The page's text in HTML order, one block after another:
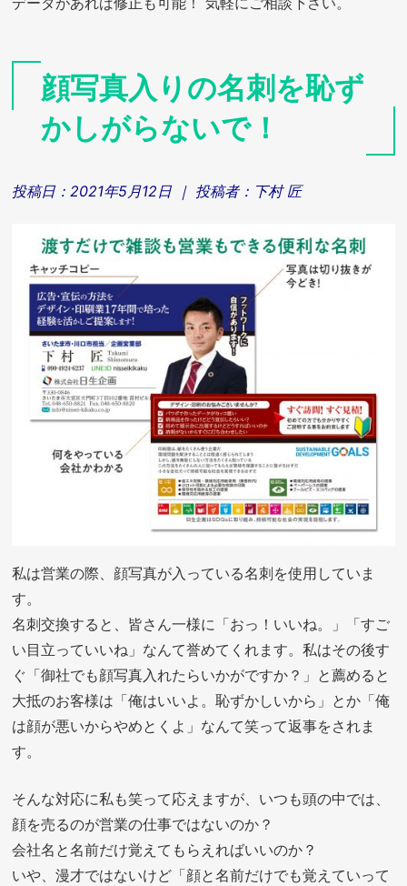
顔写真入りの名刺を恥ず
かしがらないで！
投稿日： 2021年5月12日 ｜ 投稿者： 下村 匠
私は営業の際、顔写真が入っている名刺を使用していま
す。
名刺交換すると、皆さん一様に「おっ！いいね。」「すご
い目立っていいね」なんて誉めてくれます。私はその後す
ぐ「御社でも顔写真入れたらいかがですか？」と薦めると
大抵のお客様は「俺はいいよ。恥ずかしいから」とか「俺
は顔が悪いからやめとくよ」なんて笑って返事をされま
す。
そんな対応に私も笑って応えますが、いつも頭の中では、
顔を売るのが営業の仕事ではないのか？
会社名と名前だけ覚えてもらえればいいのか？
いや、漫才ではないけど「顔と名前だけでも覚えていって